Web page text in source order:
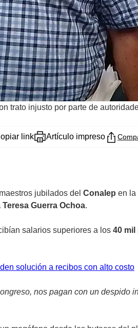
trato injusto por parte de
link Artículo impreso
jubilados del Conalep en la
Teresa Guerra Ochoa.
salarios superiores a los 40 mil
solución a recibos con alto costo
nos pagan con un despido